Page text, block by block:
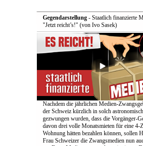
Gegendarstellung- Staatlich finanzierte
"Jetzt reicht’s!" (von Ivo Sasek)
Nachdem die jährlichen Medien-
der Schweiz kürzlich in solch
gezwungen wurden, dass die Vorgänger-
davon drei volle Monatsmieten für eine 4-
Wohnung hätten bezahlen können, sollen
Frau Schweizer die Zwangsmedien nun